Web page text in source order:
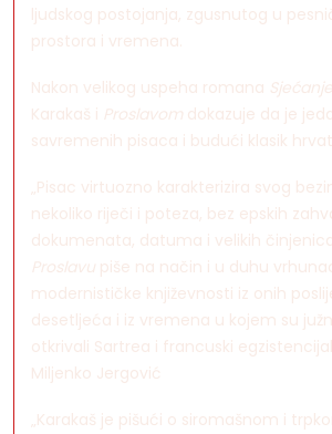
ljudskog postojanja, zgusnutog u
prostora i vremena.
Nakon velikog uspeha romana
Karakaš i Proslavom dokazuje da je
savremenih pisaca i budući klasik
„Pisac virtuozno karakterizira svog
nekoliko riječi i poteza, bez epskih
dokumenata, datuma i velikih
Proslavu piše na način i u duhu
modernističke književnosti iz onih
desetljeća i iz vremena u kojem su
otkrivali Sartrea i francuski
Miljenko Jergović
„Karakaš je pišući o siromašnom i